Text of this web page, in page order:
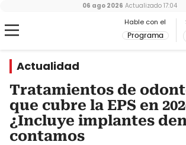
Hable con el
Programa
06 ago 2026 Actualizado 17:04
Actualidad
Tratamientos de
que cubre la EPS en
¿Incluye implantes
contamos